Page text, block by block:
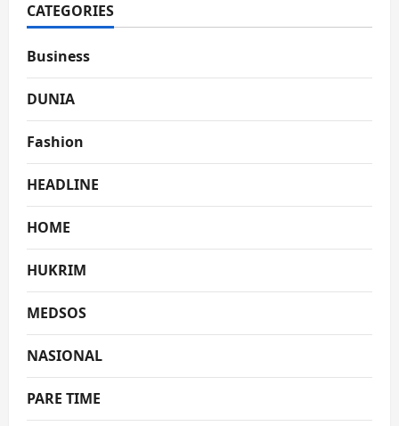
CATEGORIES
Business
DUNIA
Fashion
HEADLINE
HOME
HUKRIM
MEDSOS
NASIONAL
PARE TIME